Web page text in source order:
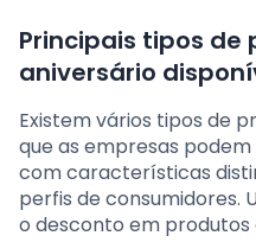
Principais tipos de
aniversário
Existem vários tipos de
que as empresas
com características
perfis de consumidores.
o desconto em produtos